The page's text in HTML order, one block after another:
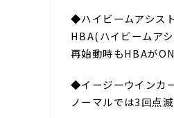
◆ハイビームアシス
HBA(ハイビームア
再始動時もHBAが
◆イージーウインカ
ノーマルでは3回点